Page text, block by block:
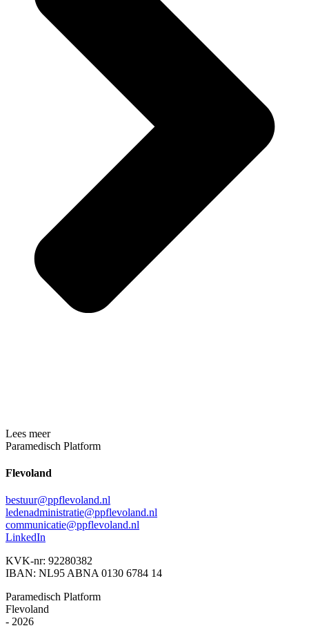
Lees meer
Paramedisch Platform
Flevoland
bestuur@ppflevoland.nl
ledenadministratie@ppflevoland.nl
communicatie@ppflevoland.nl
LinkedIn
KVK-nr: 92280382
IBAN: NL95 ABNA 0130 6784 14
Paramedisch Platform
Flevoland
- 2026